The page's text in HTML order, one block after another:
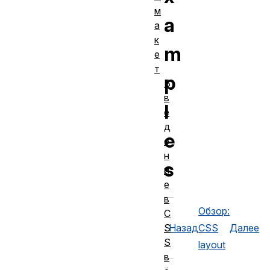
a
m
p
l
e
s
Назад
Обзор:
CSS
layout
Далее
м
а
к
е
т
В
в
е
д
е
н
и
е
в
C
S
S
в